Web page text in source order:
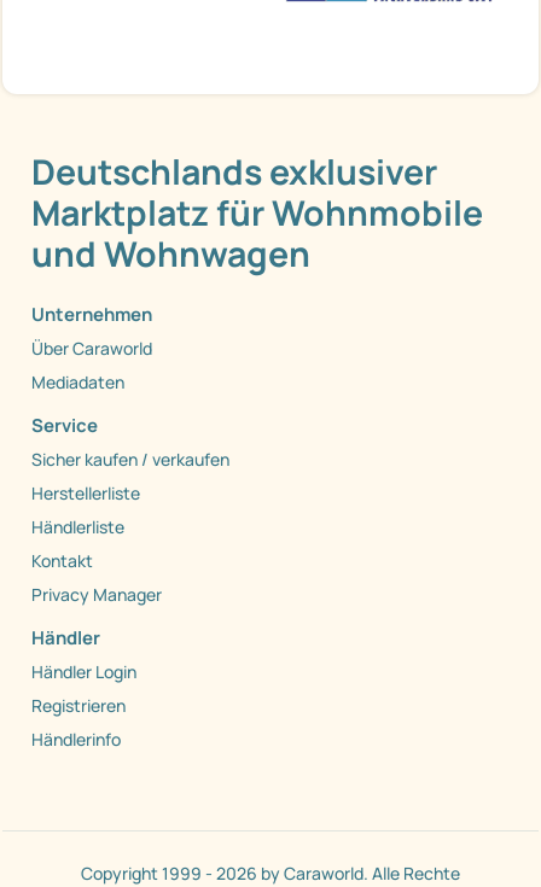
Deutschlands exklusiver
Marktplatz für Wohnmobile
und Wohnwagen
Unternehmen
Über Caraworld
Mediadaten
Service
Sicher kaufen / verkaufen
Herstellerliste
Händlerliste
Kontakt
Privacy Manager
Händler
Händler Login
Registrieren
Händlerinfo
Copyright 1999 - 2026 by Caraworld. Alle Rechte